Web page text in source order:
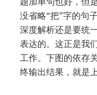
没省略“把”字的句
深度解析还是要统
表达的。这正是我
工作。下图的依存
终输出结果，就是